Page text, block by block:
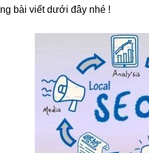
bài viết dưới đây nhé !